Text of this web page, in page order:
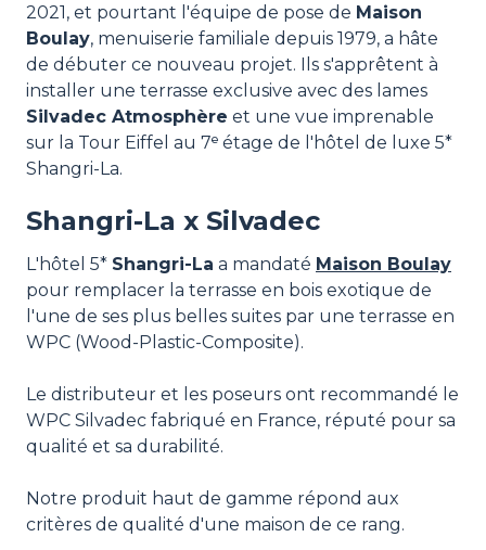
2021, et pourtant l'équipe de pose de Maison
Boulay, menuiserie familiale depuis 1979, a hâte
de débuter ce nouveau projet. Ils s'apprêtent à
installer une terrasse exclusive avec des lames
Silvadec Atmosphère et une vue imprenable
sur la Tour Eiffel au 7ᵉ étage de l'hôtel de luxe 5*
Shangri-La.
Shangri-La x Silvadec
L'hôtel 5* Shangri-La a mandaté Maison Boulay
pour remplacer la terrasse en bois exotique de
l'une de ses plus belles suites par une terrasse en
WPC (Wood-Plastic-Composite).
Le distributeur et les poseurs ont recommandé le
WPC Silvadec fabriqué en France, réputé pour sa
qualité et sa durabilité.
Notre produit haut de gamme répond aux
critères de qualité d'une maison de ce rang.